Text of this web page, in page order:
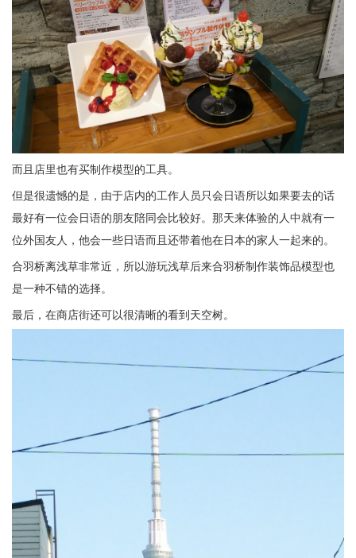
而且店里也有买制作模型的工具。
但是很遗憾的是，由于店内的工作人员只会日语所以如果要去的话
最好有一位会日语的朋友陪同会比较好。那天来体验的人中就有一
位外国友人，他会一些日语而且还带着他在日本的家人一起来的。
合羽桥离浅草非常近，所以游玩浅草后来合羽桥制作装饰品模型也
是一种不错的选择。
最后，在商店街还可以很清晰的看到天空树。